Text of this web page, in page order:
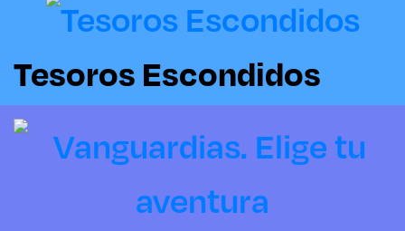
Tesoros Escondidos